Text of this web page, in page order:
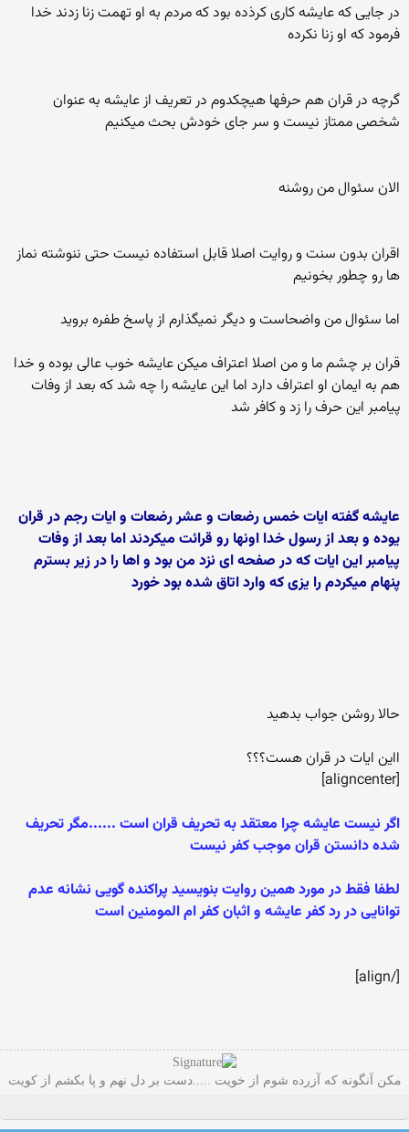
در جایی که عایشه کاری کرذده بود که مردم به او تهمت زنا زدند خدا
فرمود که او زنا نکرده
گرچه در قران هم حرفها هیچکدوم در تعریف از عایشه به عنوان
شخصی ممتاز نیست و سر جای خودش بحث میکنیم
الان سئوال من روشنه
اقران بدون سنت و روایت اصلا قابل استفاده نیست حتی ننوشته نماز
ها رو چطور بخونیم
اما سئوال من واضحاست و دیگر نمیگذارم از پاسخ طفره بروید
قران بر چشم ما و من اصلا اعتراف میکن عایشه خوب عالی بوده و خدا
هم به ایمان او اعتراف دارد اما این عایشه را چه شد که بعد از وفات
پیامبر این حرف را زد و کافر شد
عایشه گفته ایات خمس رضعات و عشر رضعات و ایات رجم در قران
یوده و بعد از رسول خدا اونها رو قرائت میکردند اما بعد از وفات
پیامبر این ایات که در صفحه ای نزد من بود و اها را در زیر بسترم
پنهام میکردم را یزی که وارد اتاق شده بود خورد
حالا روشن جواب بدهید
ااین ایات در قران هست؟؟؟
[aligncenter]
اگر نیست عایشه چرا معتقد به تحریف قران است ......مگر تحریف
شده دانستن قران موجب کفر نیست
لطفا فقط در مورد همین روایت بنویسید پراکنده گویی نشانه عدم
توانایی در رد کفر عایشه و اثبان کفر ام المومنین است
[/align]
مکن آنگونه که آزرده شوم از خویت .....دست بر دل نهم و پا بکشم از کویت